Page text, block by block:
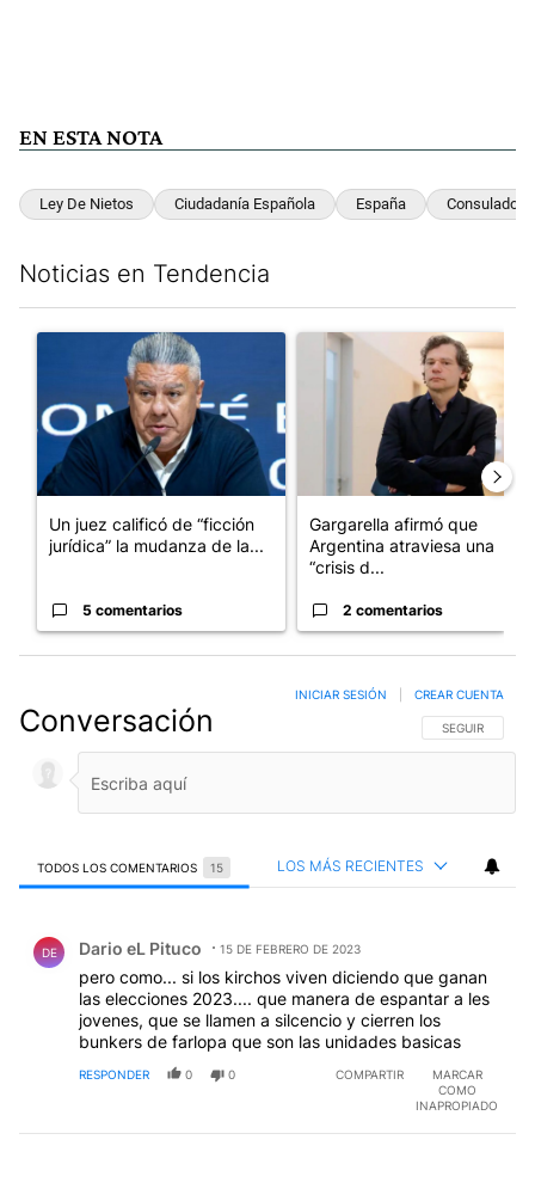
EN ESTA NOTA
Ley De Nietos Ciudadanía Española España Consulado
Noticias en Tendencia
Un artículo de tendencia con el título "Un juez calificó de
Un juez calificó de “ficción
jurídica” la mudanza de la...
5 comentarios
Un artículo de tendencia
Gargarella afirmó que
Argentina atraviesa una
“crisis d...
2 comentarios
Conversación SIGA ESTA
SEGUIR
INICIAR SESIÓN CREAR CUENTA
TODOS LOS COMENTARIOS 15 LOS MÁS RECIENTES
DE Dario eL Pituco 15 DE FEBRERO DE 2023
pero como... si los kirchos viven diciendo que ganan
las elecciones 2023.... que manera de espantar a les
jovenes, que se llamen a silcencio y cierren los
bunkers de farlopa que son las unidades basicas
RESPONDER 0 0 COMPARTIR
MARCAR
COMO
INAPROPIADO